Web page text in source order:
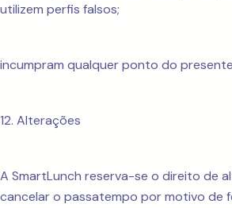
utilizem perfis falsos;
incumpram qualquer ponto do
12. Alterações
A SmartLunch reserva-se o direito de
cancelar o passatempo por motivo de